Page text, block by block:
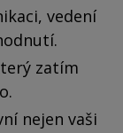
vedení
zatím
nejen vaši